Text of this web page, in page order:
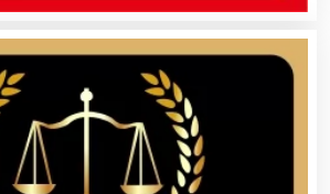
de Espectáculos